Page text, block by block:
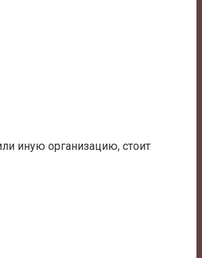
иную организацию, стоит